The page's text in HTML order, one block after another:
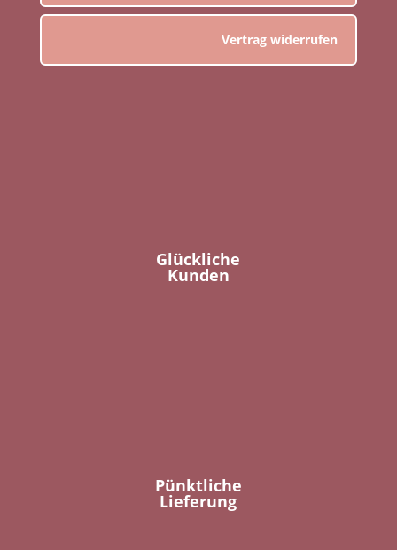
Vertrag widerrufen
Glückliche
Kunden
Pünktliche
Lieferung